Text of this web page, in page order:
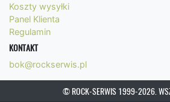
Koszty wysyłki
Panel Klienta
Regulamin
KONTAKT
bok@rockserwis.pl
© ROCK-SERWIS 1999-2026.